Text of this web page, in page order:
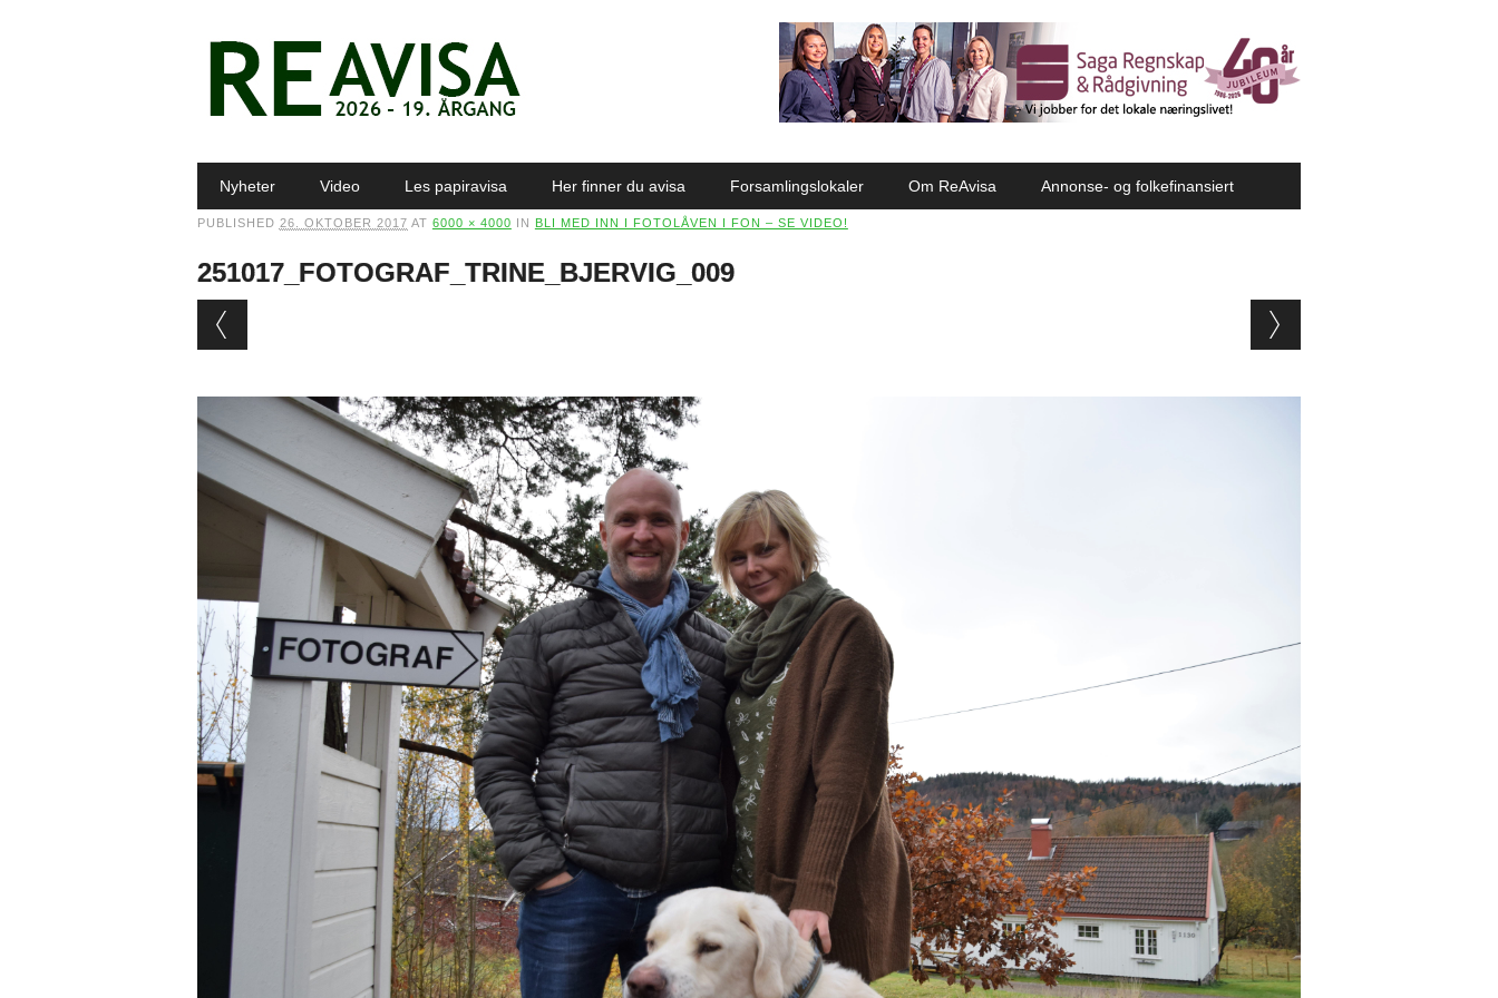
Main menu
Nyheter Video Les papiravisa Her finner du avisa Forsamlingslokaler Om ReAvisa Annonse- og folkefinansiert
PUBLISHED 26. OKTOBER 2017 AT 6000 × 4000 IN BLI MED INN I FOTOLÅVEN I FON – SE VIDEO!
251017_FOTOGRAF_TRINE_BJERVIG_009